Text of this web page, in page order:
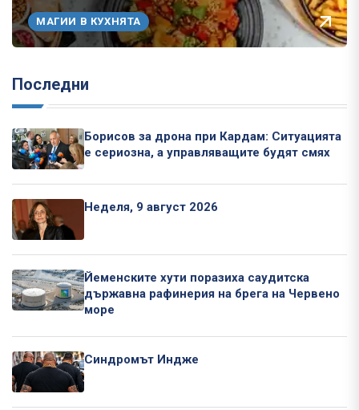
МАГИИ В КУХНЯТА
Последни
Борисов за дрона при Кардам: Ситуацията
е сериозна, а управляващите будят смях
Неделя, 9 август 2026
Йеменските хути поразиха саудитска
държавна рафинерия на брега на Червено
море
Синдромът Индже